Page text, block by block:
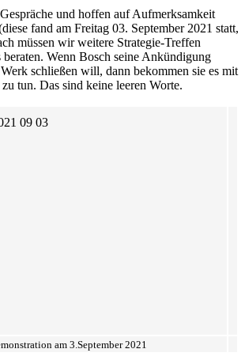
und hoffen auf Aufmerksamkeit
fand am Freitag 03. September 2021 statt,
müssen wir weitere Strategie-Treffen
Wenn Bosch seine Ankündigung
schließen will, dann bekommen sie es mit
tun. Das sind keine leeren Worte.
am 3.September 2021